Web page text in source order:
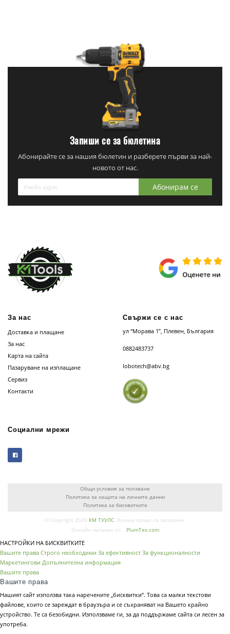
Запиши се за бюлетина
Абонирайте се за нашия бюлетин и разберете първи за най-
новото от нас.
Абонирам се
За нас
Доставка и плащане
За нас
Карта на сайта
Пазаруване на изплащане
Сервиз
Контакти
Свържи се с нас
ул “Морава 1”, Плевен, България
0882483737
lobotech@abv.bg
Социални мрежи
Общи условия за ползване
Политика за защита на личните данни
Политика за бисквитките
© Copyright 2026 КМ ТУУЛС. Всички права са запазени.
Онлайн магазин от:
PlumTex.com
НАСТРОЙКИ НА БИСКВИТКИТЕ
Вашите права Строго необходими За ефективност За функционалности
Маркетингови Допълнителна информация
Вашите права
Вашите права
Нашият сайт използва така наречените „бисквитки“. Това са малки текстови
файлове, които се зареждат в браузъра и се съхраняват на Вашето крайно
устройство. Те са безобидни. Използваме ги, за да поддържаме сайта си лесен за
употреба.